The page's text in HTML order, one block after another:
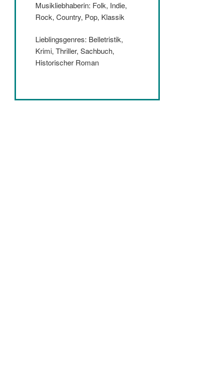
Musikliebhaberin: Folk, Indie,
Rock, Country, Pop, Klassik
Lieblingsgenres: Belletristik,
Krimi, Thriller, Sachbuch,
Historischer Roman